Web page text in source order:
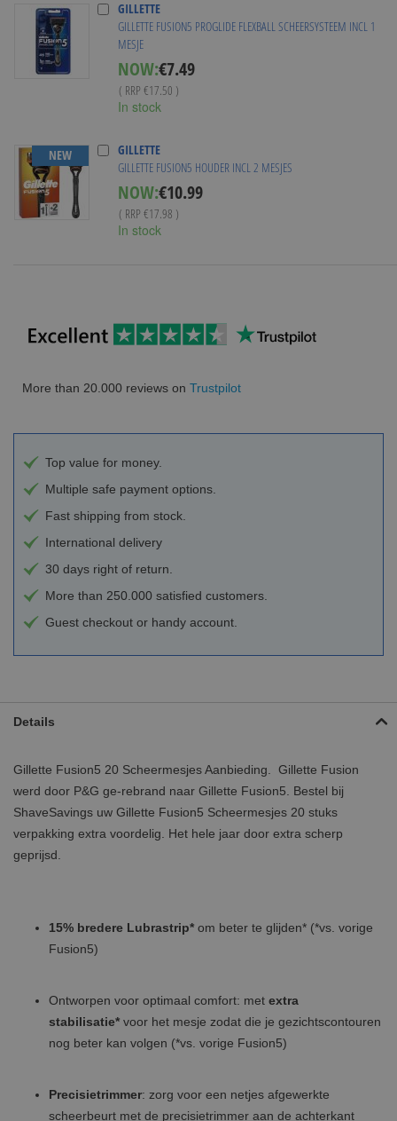
GILLETTE
GILLETTE FUSION5 PROGLIDE FLEXBALL SCHEERSYSTEEM INCL 1
MESJE
NOW:Special
Price
€7.49
( RRP €17.50 )
In stock
NEW
GILLETTE
GILLETTE FUSION5 HOUDER INCL 2 MESJES
NOW:Special
Price
€10.99
( RRP €17.98 )
In stock
More than 20.000 reviews on Trustpilot
Top value for money.
Multiple safe payment options.
Fast shipping from stock.
International delivery
30 days right of return.
More than 250.000 satisfied customers.
Guest checkout or handy account.
Details
Gillette Fusion5 20 Scheermesjes Aanbieding. Gillette Fusion
werd door P&G ge-rebrand naar Gillette Fusion5. Bestel bij
ShaveSavings uw Gillette Fusion5 Scheermesjes 20 stuks
verpakking extra voordelig. Het hele jaar door extra scherp
geprijsd.
15% bredere Lubrastrip* om beter te glijden* (*vs. vorige
Fusion5)
Ontworpen voor optimaal comfort: met extra
stabilisatie* voor het mesje zodat die je gezichtscontouren
nog beter kan volgen (*vs. vorige Fusion5)
Precisietrimmer: zorg voor een netjes afgewerkte
scheerbeurt met de precisietrimmer aan de achterkant